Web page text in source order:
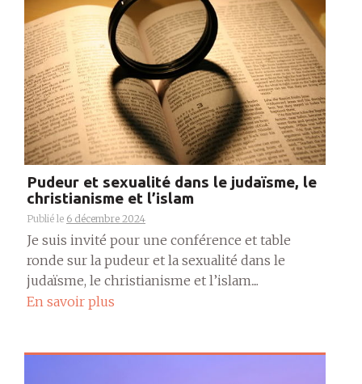
Pudeur et sexualité dans le judaïsme, le
christianisme et l’islam
Publié le 6 décembre 2024
Je suis invité pour une conférence et table
ronde sur la pudeur et la sexualité dans le
judaïsme, le christianisme et l’islam....
En savoir plus